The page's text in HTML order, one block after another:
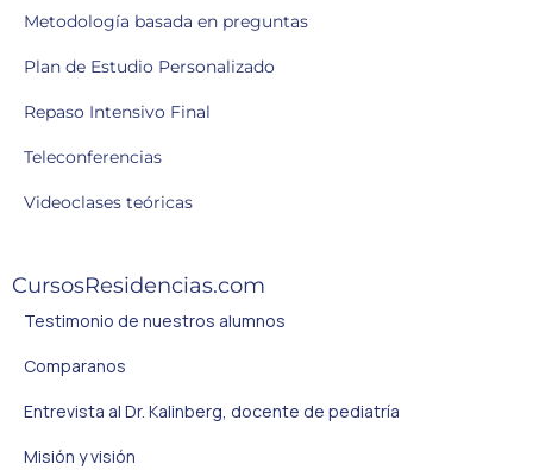
Metodología basada en preguntas
Plan de Estudio Personalizado
Repaso Intensivo Final
Teleconferencias
Videoclases teóricas
CursosResidencias.com
Testimonio de nuestros alumnos
Comparanos
Entrevista al Dr. Kalinberg, docente de pediatría
Misión y visión